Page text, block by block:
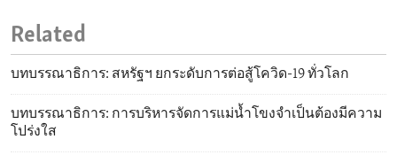
Related
บทบรรณาธิการ: สหรัฐฯ ยกระดับการต่อสู้โควิด-19 ทั่วโลก
บทบรรณาธิการ: การบริหารจัดการแม่น้ำโขงจำเป็นต้องมีความ
โปร่งใส